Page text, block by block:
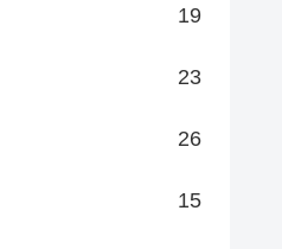
19
23
26
15